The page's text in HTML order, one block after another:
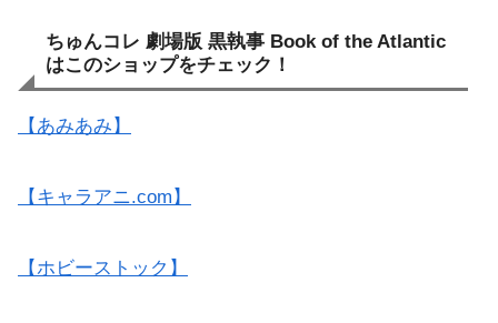
ちゅんコレ 劇場版 黒執事 Book of the Atlantic
はこのショップをチェック！
【あみあみ】
【キャラアニ.com】
【ホビーストック】